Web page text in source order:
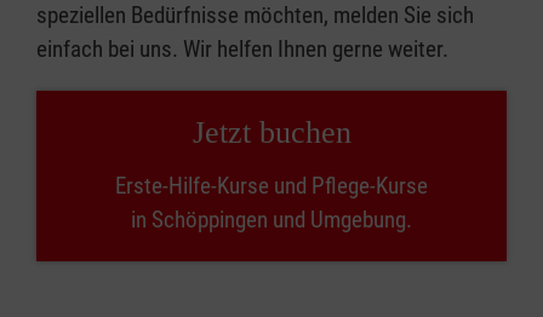
speziellen Bedürfnisse möchten, melden Sie sich
einfach bei uns. Wir helfen Ihnen gerne weiter.
Jetzt buchen
Erste-Hilfe-Kurse und Pflege-Kurse
in Schöppingen und Umgebung.